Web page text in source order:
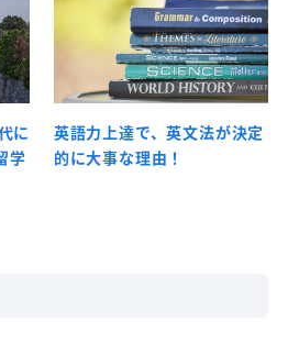
に
学
英語力上達で、英文法が決定
的に大事な理由！